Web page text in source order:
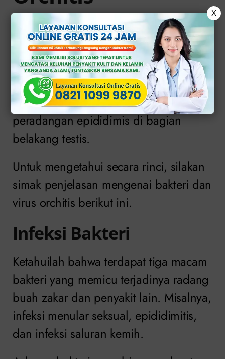
Ada dua faktor yang bisa memicu
penyakitorchitis pada pria, yaitu infeksi
bakteri dan virus. Penyebab orchitis
adalah bakteri masih berkaitan dengan
penyakit lain, yakni epididimitis,
peradangan epididimis di bagian
belakang testis.
Untuk mengetahui secara rinci, silakan
simak penjelasan mengenai bakteri dan
virus orchitis berikut ini.
Infeksi Bakteri
Ketahuilah bahwa terdapat tiga macam
bakteri yang memicu terjadinya radang
buah zakar dan penyakit lain. Misalnya,
infeksi menular seksual, epididimitis,
dan infeksi saluran kemih.
X